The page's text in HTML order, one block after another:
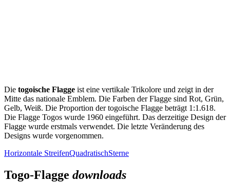
Die togoische Flagge ist eine vertikale Trikolore und zeigt in der
Mitte das nationale Emblem. Die Farben der Flagge sind Rot, Grün,
Gelb, Weiß. Die Proportion der togoische Flagge beträgt 1:1.618.
Die Flagge Togos wurde 1960 eingeführt. Das derzeitige Design der
Flagge wurde erstmals verwendet. Die letzte Veränderung des
Designs wurde vorgenommen.
Horizontale StreifenQuadratischSterne
Togo-Flagge downloads